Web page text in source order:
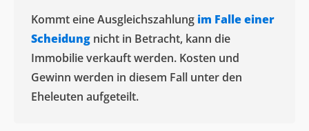
Kommt eine Ausgleichszahlung im Falle einer
Scheidung nicht in Betracht, kann die
Immobilie verkauft werden. Kosten und
Gewinn werden in diesem Fall unter den
Eheleuten aufgeteilt.​